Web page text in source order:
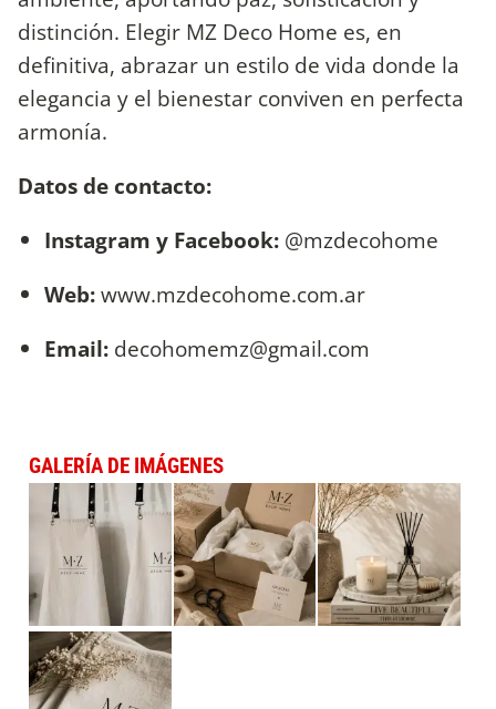
distinción. Elegir MZ Deco Home es, en
definitiva, abrazar un estilo de vida donde la
elegancia y el bienestar conviven en perfecta
armonía.
Datos de contacto:
Instagram y Facebook: @mzdecohome
Web:www.mzdecohome.com.ar
Email: decohomemz@gmail.com
GALERÍA DE IMÁGENES